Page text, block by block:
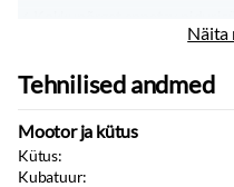
Katuseluuk
Välispeeglid:
Püsikiiruse hoidja
Näita
Tehnilised andmed
Mootor ja kütus
Kütus:
Kubatuur: